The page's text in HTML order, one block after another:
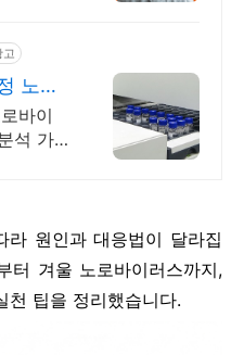
고
노로
바이
석 가
라 원인과 대응법이 달라집
터 겨울 노로바이러스까지,
천 팁을 정리했습니다.